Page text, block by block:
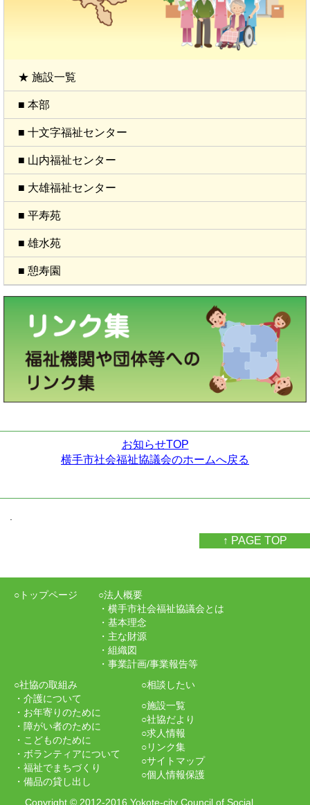
★ 施設一覧
■ 本部
■ 十文字福祉センター
■ 山内福祉センター
■ 大雄福祉センター
■ 平寿苑
■ 雄水苑
■ 憩寿園
お知らせTOP
横手市社会福祉協議会のホームへ戻る
.
↑ PAGE TOP
○トップページ
○法人概要
・横手市社会福祉協議会とは
・基本理念
・主な財源
・組織図
・事業計画/事業報告等
○社協の取組み
・介護について
・お年寄りのために
・障がい者のために
・こどものために
・ボランティアについて
・福祉でまちづくり
・備品の貸し出し
○相談したい
○施設一覧
○社協だより
○求人情報
○リンク集
○サイトマップ
○個人情報保護
Copyright © 2012-2016 Yokote-city Council of Social